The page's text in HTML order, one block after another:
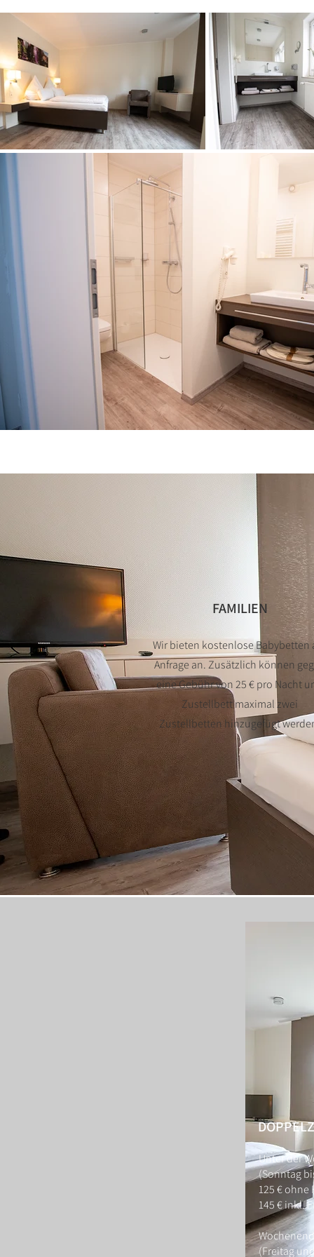
FAMILIEN
Wir bieten kostenlose Babybetten
Anfrage an. Zusätzlich können
eine Gebühr von 25 € pro Nacht
Zustellbett maximal zwei
Zustellbetten hinzugefügt
Unter der
(Sonntag
125 € ohne
145 € inkl.
(Freitag